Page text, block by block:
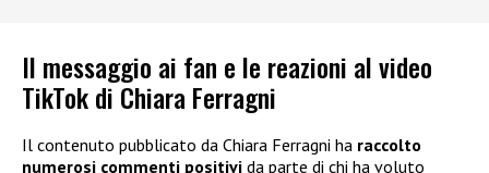
Il messaggio ai fan e le reazioni al video
TikTok di Chiara Ferragni
Il contenuto pubblicato da Chiara Ferragni ha raccolto
numerosi commenti positivi da parte di chi ha voluto